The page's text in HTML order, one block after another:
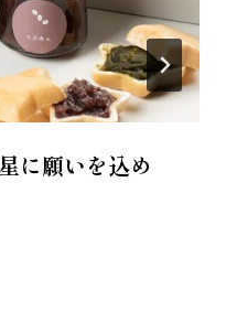
に願いを込め